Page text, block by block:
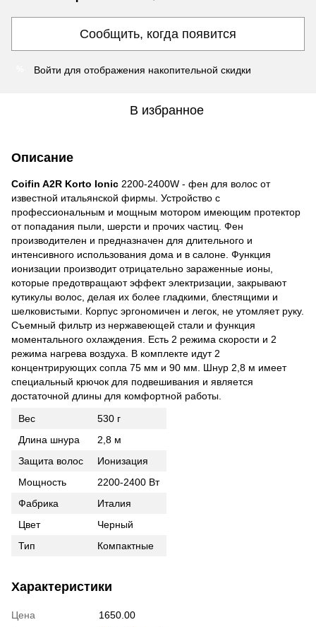
Сообщить, когда появится
Войти для отображения накопительной скидки
В избранное
Описание
Coifin A2R Korto Ionic 2200-2400W - фен для волос от
известной итальянской фирмы. Устройство с
профессиональным и мощным мотором имеющим протектор
от попадания пыли, шерсти и прочих частиц. Фен
производителен и предназначен для длительного и
интенсивного использования дома и в салоне. Функция
ионизации производит отрицательно зараженные ионы,
которые предотвращают эффект электризации, закрывают
кутикулы волос, делая их более гладкими, блестящими и
шелковистыми. Корпус эргономичен и легок, не утомляет руку.
Съемный фильтр из нержавеющей стали и функция
моментального охлаждения. Есть 2 режима скорости и 2
режима нагрева воздуха. В комплекте идут 2
концентрирующих сопла 75 мм и 90 мм. Шнур 2,8 м имеет
специальный крючок для подвешивания и является
достаточной длины для комфортной работы.
Вес
530 г
Длина шнура
2,8 м
Защита волос
Ионизация
Мощность
2200-2400 Вт
Фабрика
Италия
Цвет
Черный
Тип
Компактные
Характеристики
Цена
1650.00